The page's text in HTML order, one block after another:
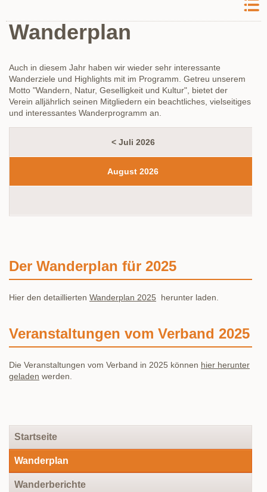
Wanderplan
Auch in diesem Jahr haben wir wieder sehr interessante
Wanderziele und Highlights mit im Programm. Getreu unserem
Motto "Wandern, Natur, Geselligkeit und Kultur", bietet der
Verein alljährlich seinen Mitgliedern ein beachtliches, vielseitiges
und interessantes Wanderprogramm an.
< Juli 2026
August 2026
Der Wanderplan für 2025
Hier den detaillierten Wanderplan 2025 herunter laden.
Veranstaltungen vom Verband 2025
Die Veranstaltungen vom Verband in 2025 können hier herunter
geladen werden.
überspringen
Startseite
Wanderplan
Wanderberichte